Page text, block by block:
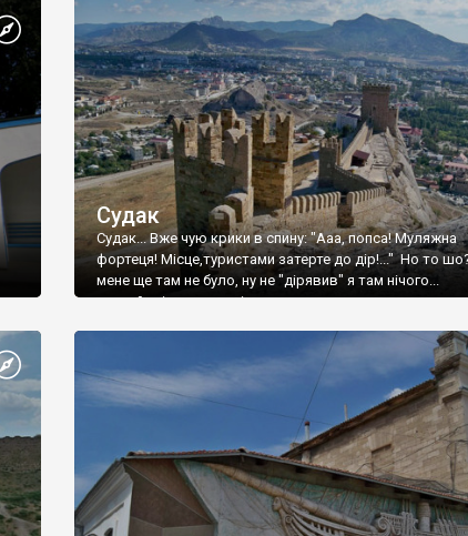
Судак
Судак... Вже чую крики в спину: "Ааа, попса! Муляжна
фортеця! Місце,туристами затерте до дір!..." Но то
мене ще там не було, ну не "дірявив" я там нічого...
принаймні до цього літа.